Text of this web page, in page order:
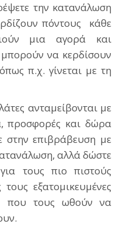
την κατανάλωση
πόντους κάθε
μια αγορά και
να κερδίσουν
π.χ. γίνεται με τη
ανταμείβονται με
προσφορές και δώρα
στην επιβράβευση με
αλλά δώστε
τους πιο πιστούς
εξατομικευμένες
που τους ωθούν να